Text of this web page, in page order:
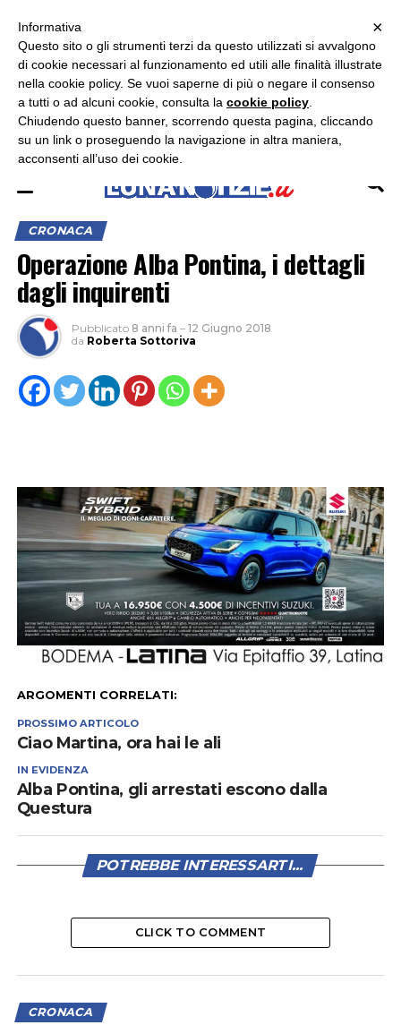
ASCOLTA RADIO LUNA
CRONACA
Operazione Alba Pontina, i dettagli
dagli inquirenti
Pubblicato 8 anni fa – 12 Giugno 2018
da Roberta Sottoriva
ARGOMENTI CORRELATI:
PROSSIMO ARTICOLO
Ciao Martina, ora hai le ali
IN EVIDENZA
Alba Pontina, gli arrestati escono dalla
Questura
POTREBBE INTERESSARTI...
CLICK TO COMMENT
CRONACA
×
×
Informativa
Questo sito o gli strumenti terzi da questo utilizzati si avvalgono
di cookie necessari al funzionamento ed utili alle finalità illustrate
nella cookie policy. Se vuoi saperne di più o negare il consenso
a tutti o ad alcuni cookie, consulta la cookie policy
Chiudendo questo banner, scorrendo questa pagina, cliccando
su un link o proseguendo la navigazione in altra maniera,
acconsenti all’uso dei cookie.